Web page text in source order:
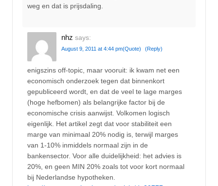
weg en dat is prijsdaling.
nhz says:
August 9, 2011 at 4:44 pm(Quote) (Reply)
enigszins off-topic, maar vooruit: ik kwam net een
economisch onderzoek tegen dat binnenkort
gepubliceerd wordt, en dat de veel te lage marges
(hoge hefbomen) als belangrijke factor bij de
economische crisis aanwijst. Volkomen logisch
eigenlijk. Het artikel zegt dat voor stabiliteit een
marge van minimaal 20% nodig is, terwijl marges
van 1-10% inmiddels normaal zijn in de
bankensector. Voor alle duidelijkheid: het advies is
20%, en geen MIN 20% zoals tot voor kort normaal
bij Nederlandse hypotheken.